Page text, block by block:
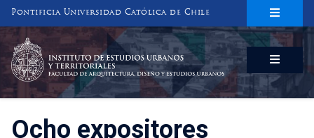
Pontificia Universidad Católica de Chile
INSTITUTO DE ESTUDIOS URBANOS
Y TERRITORIALES
FACULTAD DE ARQUITECTURA, DISEÑO Y ESTUDIOS URBANOS
Ocho expositores